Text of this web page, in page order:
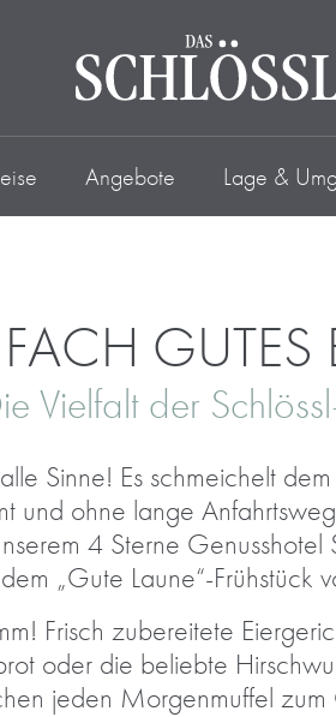
Angebote Lage &
GUTES
Vielfalt der
Sinne! Es schmeichelt
und ohne lange
4 Sterne Genusshotel
„Gute Laune“-Frühstück
Frisch zubereitete
oder die beliebte
jeden Morgenmuffel zum